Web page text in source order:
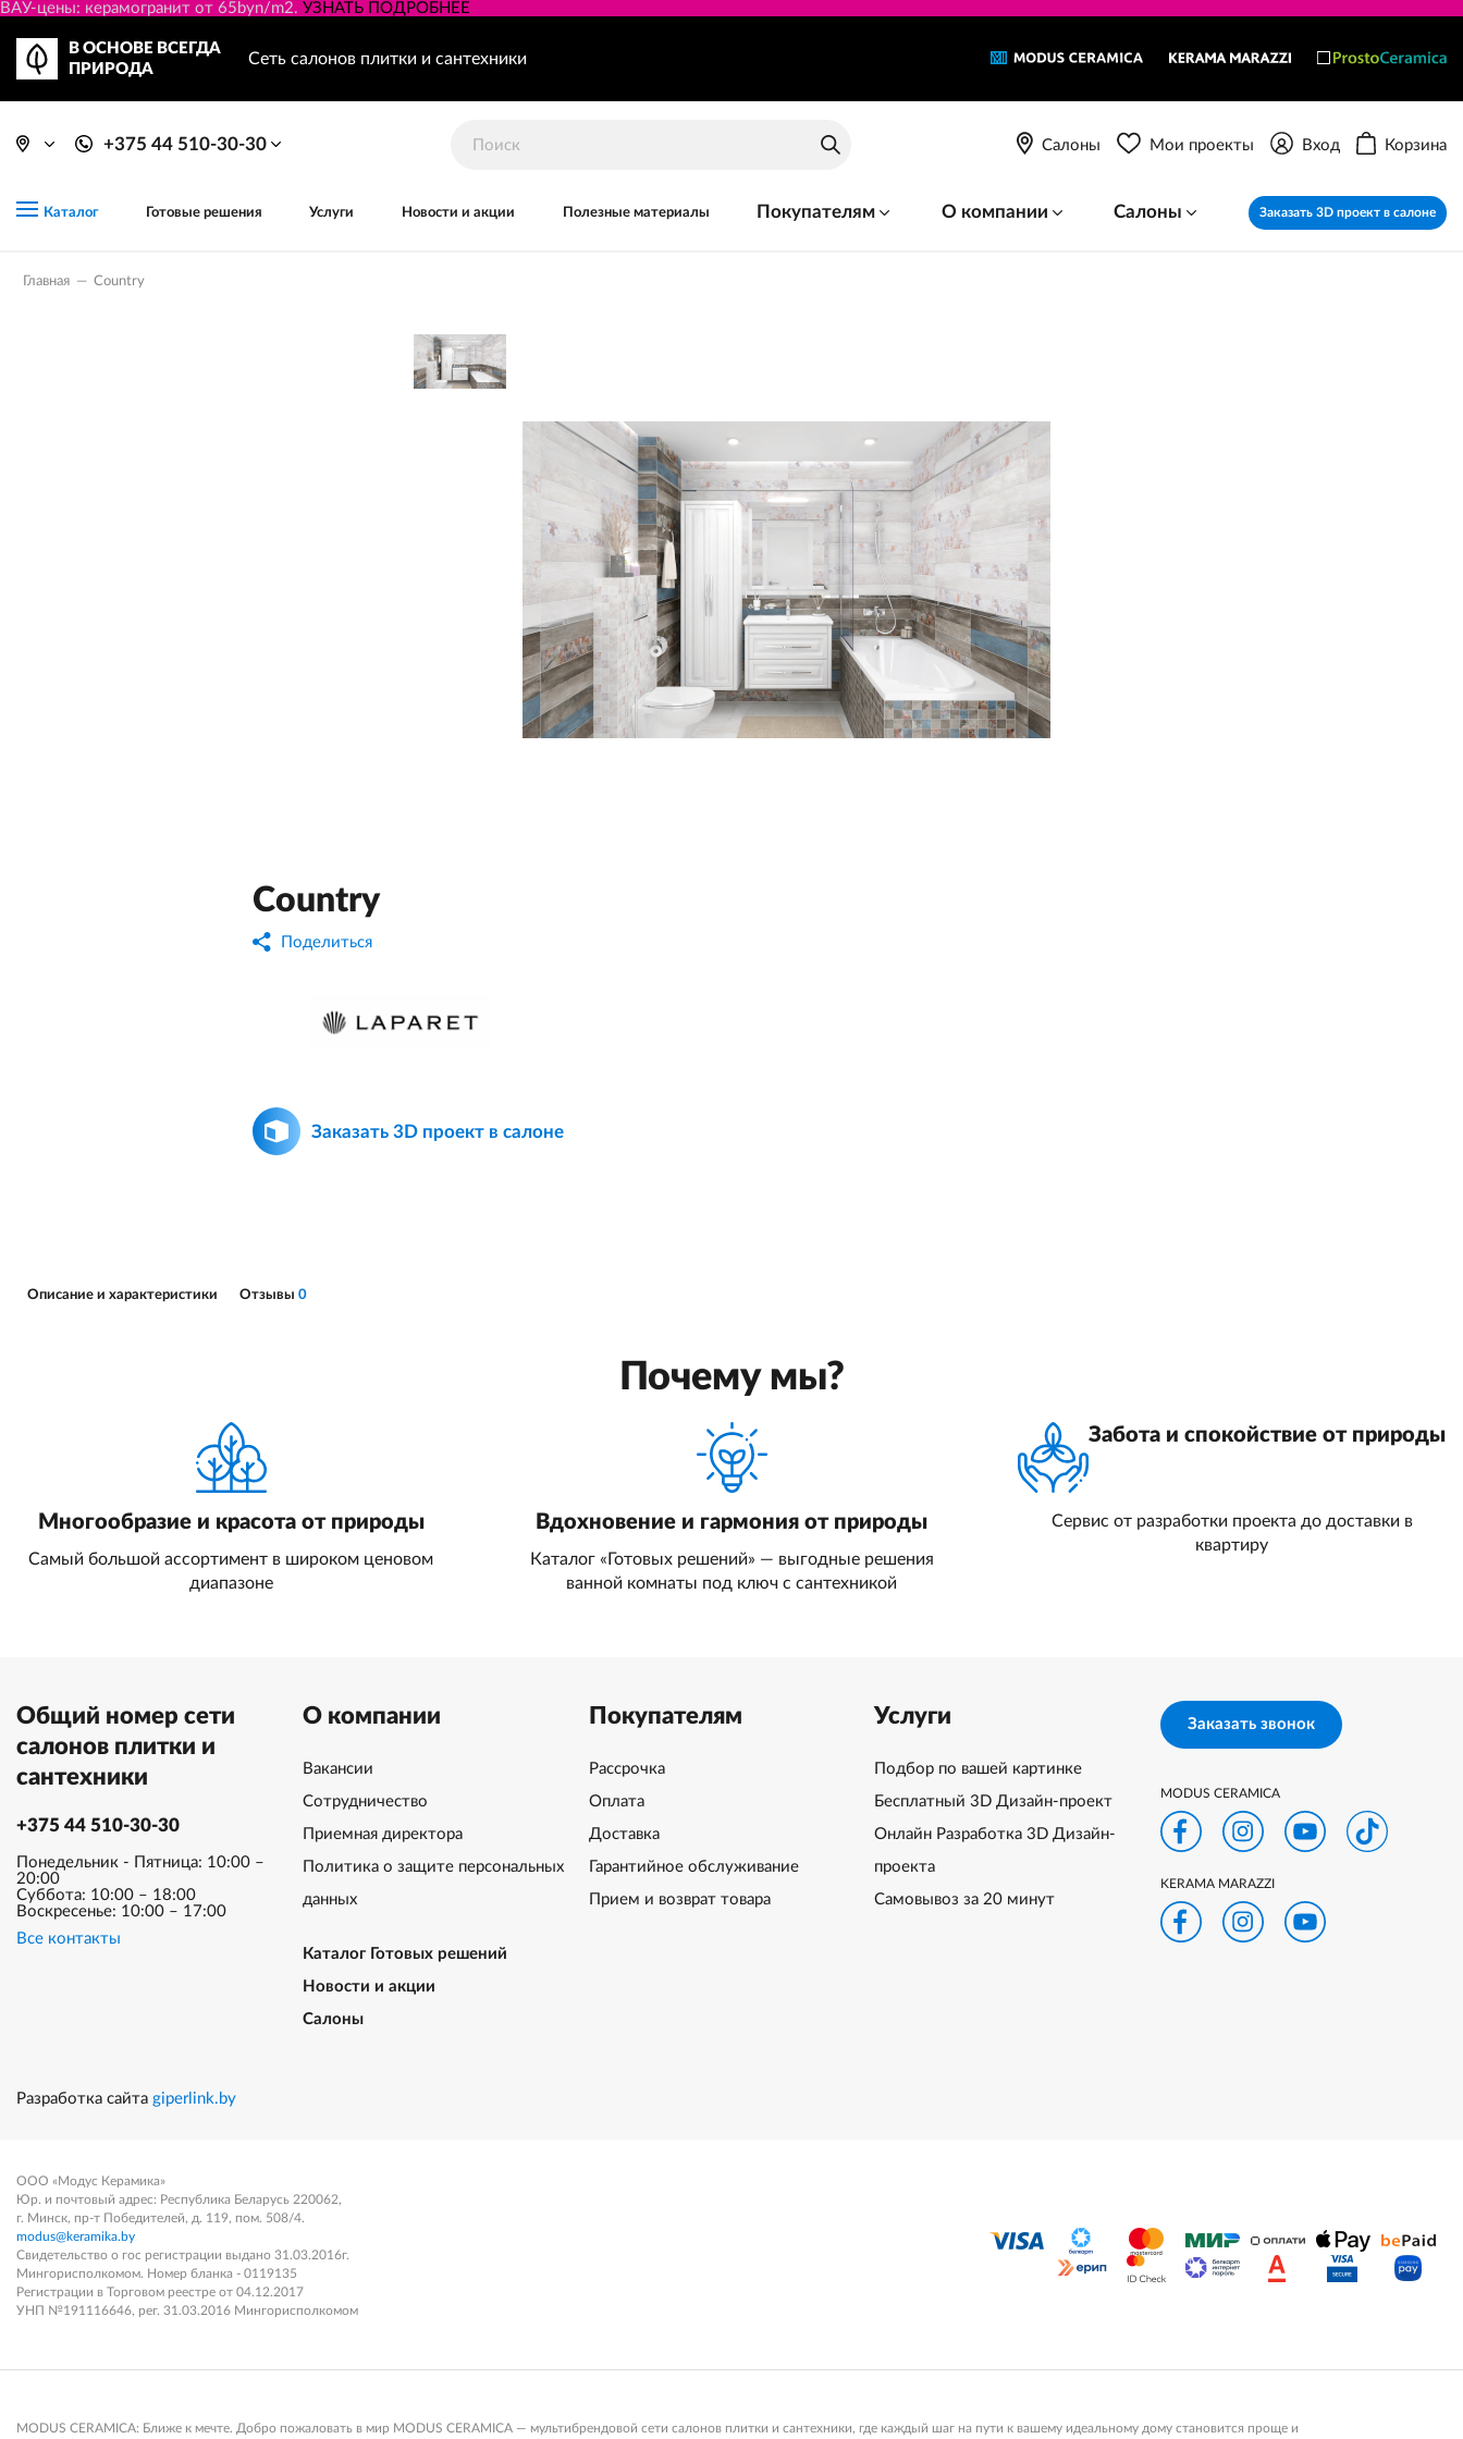
ВАУ-цены: керамогранит от 65byn/m2. УЗНАТЬ ПОДРОБНЕЕ
В ОСНОВЕ ВСЕГДА
ПРИРОДА
Сеть салонов плитки и сантехники
+375 44 510-30-30 Салоны Мои проекты Вход Корзина
Каталог Готовые решения Услуги Новости и акции Полезные материалы Покупателям О компании Салоны Заказать 3D проект в салоне
Главная — Country
Country
Поделиться
Заказать 3D проект в салоне
Описание и характеристики Отзывы 0
Почему мы?
Многообразие и красота от природы
Самый большой ассортимент в широком ценовом
диапазоне
Вдохновение и гармония от природы
Каталог «Готовых решений» — выгодные решения
ванной комнаты под ключ с сантехникой
Забота и спокойствие от природы
Сервис от разработки проекта до доставки в
квартиру
Общий номер сети
салонов плитки и
сантехники
+375 44 510-30-30
Понедельник - Пятница: 10:00 –
20:00
Суббота: 10:00 – 18:00
Воскресенье: 10:00 – 17:00
Все контакты
О компании
Вакансии
Сотрудничество
Приемная директора
Политика о защите персональных
данных
Каталог Готовых решений
Новости и акции
Салоны
Покупателям
Рассрочка
Оплата
Доставка
Гарантийное обслуживание
Прием и возврат товара
Услуги
Подбор по вашей картинке
Бесплатный 3D Дизайн-проект
Онлайн Разработка 3D Дизайн-
проекта
Самовывоз за 20 минут
Заказать звонок
MODUS CERAMICA
KERAMA MARAZZI
Разработка сайта giperlink.by
ООО «Модус Керамика»
Юр. и почтовый адрес: Республика Беларусь 220062,
г. Минск, пр-т Победителей, д. 119, пом. 508/4.
modus@keramika.by
Свидетельство о гос регистрации выдано 31.03.2016г.
Мингорисполкомом. Номер бланка - 0119135
Регистрации в Торговом реестре от 04.12.2017
УНП №191116646, рег. 31.03.2016 Мингорисполкомом
MODUS CERAMICA: Ближе к мечте. Добро пожаловать в мир MODUS CERAMICA — мультибрендовой сети салонов плитки и сантехники, где каждый шаг на пути к вашему идеальному дому становится проще и